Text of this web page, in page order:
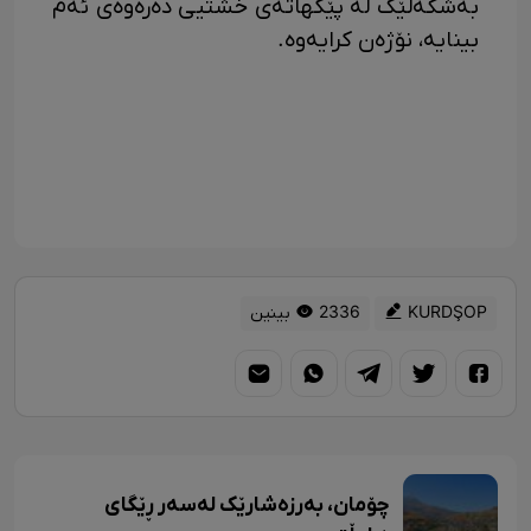
بەشگەلێک لە پێکهاتەی خشتیی دەرەوەی ئەم
بینایە، نۆژەن کرایەوە.
KURDŞOP 2336 بینین
چۆمان، بەرزەشارێک لەسەر ڕێگای